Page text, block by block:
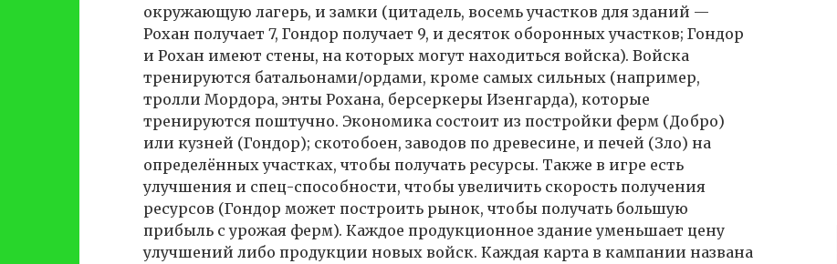
окружающую лагерь, и замки (цитадель, восемь участков для зданий —
Рохан получает 7, Гондор получает 9, и десяток оборонных участков; Гондор
и Рохан имеют стены, на которых могут находиться войска). Войска
тренируются батальонами/ордами, кроме самых сильных (например,
тролли Мордора, энты Рохана, берсеркеры Изенгарда), которые
тренируются поштучно. Экономика состоит из постройки ферм (Добро)
или кузней (Гондор); скотобоен, заводов по древесине, и печей (Зло) на
определённых участках, чтобы получать ресурсы. Также в игре есть
улучшения и спец-способности, чтобы увеличить скорость получения
ресурсов (Гондор может построить рынок, чтобы получать большую
прибыль с урожая ферм). Каждое продукционное здание уменьшает цену
улучшений либо продукции новых войск. Каждая карта в кампании названа